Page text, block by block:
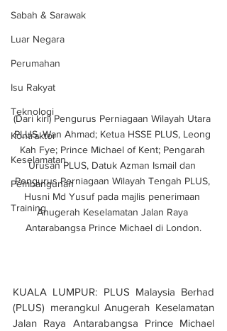
Sabah & Sarawak
Luar Negara
Perumahan
Isu Rakyat
Teknologi
Kontraktor
Keselamatan
Pembangunan
Training
(Dari kiri) Pengurus Perniagaan Wilayah Utara
PLUS, Wan Ahmad; Ketua HSSE PLUS, Leong
Kah Fye; Prince Michael of Kent; Pengarah
Urusan PLUS, Datuk Azman Ismail dan
Pengurus Perniagaan Wilayah Tengah PLUS,
Husni Md Yusuf pada majlis penerimaan
Anugerah Keselamatan Jalan Raya
Antarabangsa Prince Michael di London.
KUALA LUMPUR: PLUS Malaysia Berhad
(PLUS) merangkul Anugerah Keselamatan
Jalan Raya Antarabangsa Prince Michael